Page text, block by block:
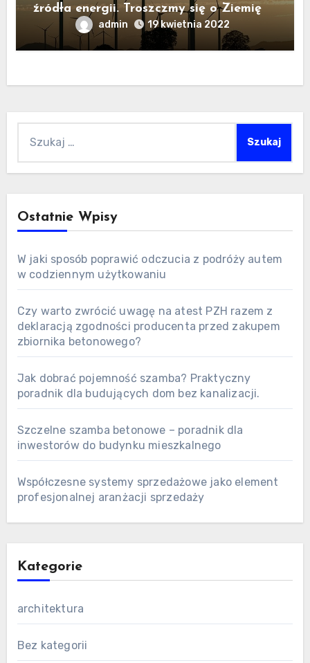
źródła energii. Troszczmy się o Ziemię
admin 19 kwietnia 2022
Ostatnie Wpisy
W jaki sposób poprawić odczucia z podróży autem
w codziennym użytkowaniu
Czy warto zwrócić uwagę na atest PZH razem z
deklaracją zgodności producenta przed zakupem
zbiornika betonowego?
Jak dobrać pojemność szamba? Praktyczny
poradnik dla budujących dom bez kanalizacji.
Szczelne szamba betonowe – poradnik dla
inwestorów do budynku mieszkalnego
Współczesne systemy sprzedażowe jako element
profesjonalnej aranżacji sprzedaży
Kategorie
architektura
Bez kategorii